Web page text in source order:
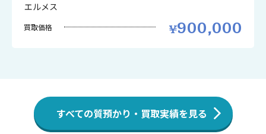
エルメス
買取価格 900,000
すべての質預かり・買取実績を見る